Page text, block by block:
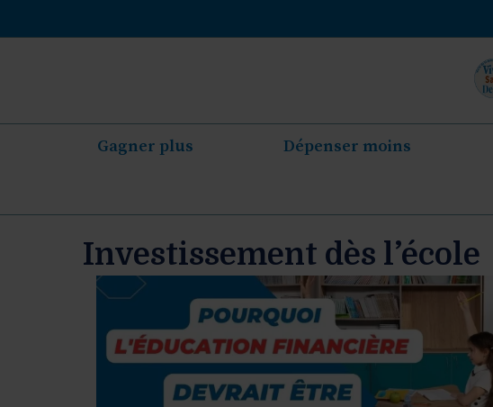
au
Gagner plus Dépenser moins
Investissement dès l’école